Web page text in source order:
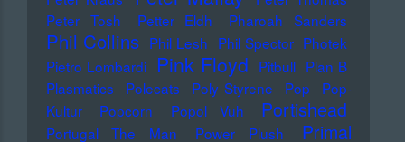
Peter Tosh
Petter Eldh Pharoah Sanders
Phil Collins Phil Lesh Phil Spector Photek
Pietro Lombardi
Pink Floyd Pitbull Plan B
Plasmatics
Polecats Poly Styrene Pop
Pop-
Kultur
Popcorn Popol Vuh Portishead
Portugal The Man Power Plush
Primal